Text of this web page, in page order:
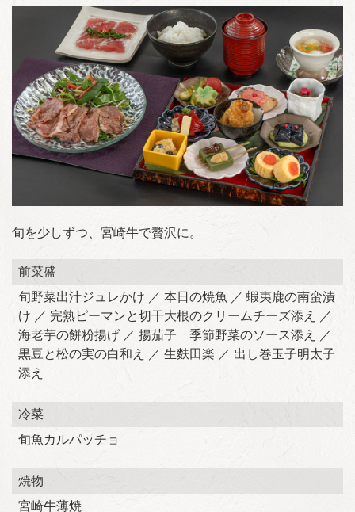
旬を少しずつ、宮崎牛で贅沢に。
前菜盛
旬野菜出汁ジュレかけ ／ 本日の焼魚 ／ 蝦夷鹿の南蛮漬
け ／ 完熟ピーマンと切干大根のクリームチーズ添え ／
海老芋の餅粉揚げ ／ 揚茄子 季節野菜のソース添え ／
黒豆と松の実の白和え ／ 生麩田楽 ／ 出し巻玉子明太子
添え
冷菜
旬魚カルパッチョ
焼物
宮崎牛薄焼